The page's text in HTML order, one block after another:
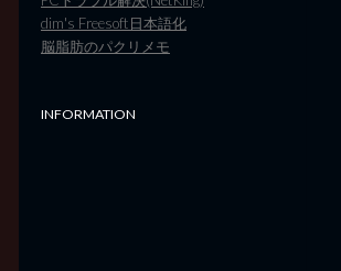
dim's Freesoft日本語化
脳脂肪のパクリメモ
INFORMATION